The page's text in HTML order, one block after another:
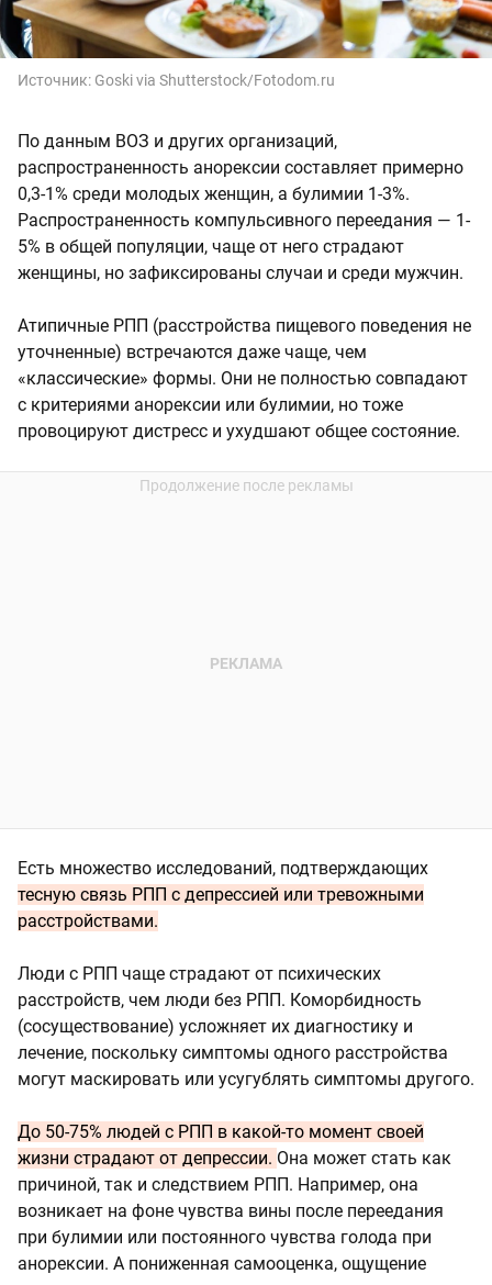
Источник: Goski via Shutterstock/Fotodom.ru
По данным ВОЗ и других организаций,
распространенность анорексии составляет примерно
0,3-1% среди молодых женщин, а булимии 1-3%.
Распространенность компульсивного переедания — 1-
5% в общей популяции, чаще от него страдают
женщины, но зафиксированы случаи и среди мужчин.
Атипичные РПП (расстройства пищевого поведения не
уточненные) встречаются даже чаще, чем
«классические» формы. Они не полностью совпадают
с критериями анорексии или булимии, но тоже
провоцируют дистресс и ухудшают общее состояние.
Есть множество исследований, подтверждающих
тесную связь РПП с депрессией или тревожными
расстройствами.
Люди с РПП чаще страдают от психических
расстройств, чем люди без РПП. Коморбидность
(сосуществование) усложняет их диагностику и
лечение, поскольку симптомы одного расстройства
могут маскировать или усугублять симптомы другого.
До 50-75% людей с РПП в какой-то момент своей
жизни страдают от депрессии. Она может стать как
причиной, так и следствием РПП. Например, она
возникает на фоне чувства вины после переедания
при булимии или постоянного чувства голода при
анорексии. А пониженная самооценка, ощущение